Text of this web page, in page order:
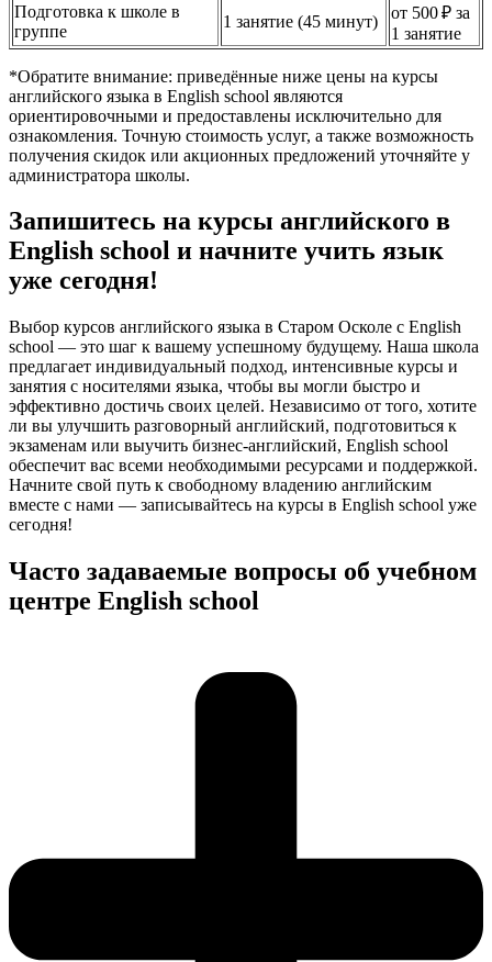
Подготовка к школе в
группе
1 занятие (45 минут)
от 500 ₽ за
1 занятие
*Обратите внимание: приведённые ниже цены на курсы
английского языка в English school являются
ориентировочными и предоставлены исключительно для
ознакомления. Точную стоимость услуг, а также возможность
получения скидок или акционных предложений уточняйте у
администратора школы.
Запишитесь на курсы английского в
English school и начните учить язык
уже сегодня!
Выбор курсов английского языка в Старом Осколе с English
school — это шаг к вашему успешному будущему. Наша школа
предлагает индивидуальный подход, интенсивные курсы и
занятия с носителями языка, чтобы вы могли быстро и
эффективно достичь своих целей. Независимо от того, хотите
ли вы улучшить разговорный английский, подготовиться к
экзаменам или выучить бизнес-английский, English school
обеспечит вас всеми необходимыми ресурсами и поддержкой.
Начните свой путь к свободному владению английским
вместе с нами — записывайтесь на курсы в English school уже
сегодня!
Часто задаваемые вопросы об учебном
центре English school